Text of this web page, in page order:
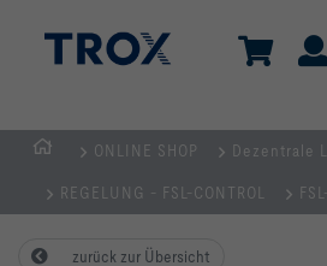
AUSTRIA
ONLINE SHOP Dezentrale
REGELUNG - FSL-CONTROL
zurück zur Übersicht